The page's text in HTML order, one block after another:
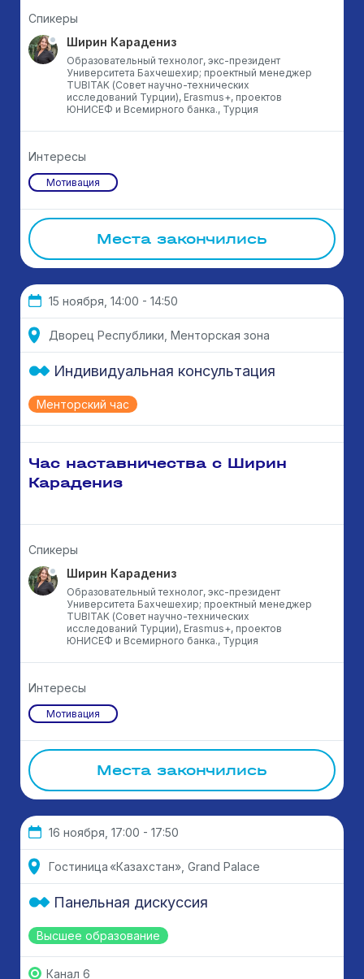
Спикеры
Ширин Карадениз
Образовательный технолог, экс-президент
Университета Бахчешехир; проектный менеджер
TUBITAK (Совет научно-технических
исследований Турции), Erasmus+, проектов
ЮНИСЕФ и Всемирного банка., Турция
Интересы
Мотивация
Места закончились
15 ноября, 14:00 - 14:50
Дворец Республики, Менторская зона
Менторский час
Индивидуальная консультация
Час наставничества с Ширин
Карадениз
Спикеры
Ширин Карадениз
Образовательный технолог, экс-президент
Университета Бахчешехир; проектный менеджер
TUBITAK (Совет научно-технических
исследований Турции), Erasmus+, проектов
ЮНИСЕФ и Всемирного банка., Турция
Интересы
Мотивация
Места закончились
16 ноября, 17:00 - 17:50
Гостиница «Казахстан», Grand Palace
Высшее образование
Панельная дискуссия
Канал 6